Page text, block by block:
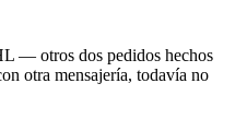
— otros dos pedidos hechos
otra mensajería, todavía no